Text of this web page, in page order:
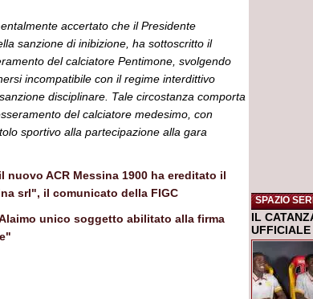
accertato che il Presidente
sanzione di inibizione, ha sottoscritto il
del calciatore Pentimone, svolgendo
incompatibile con il regime interdittivo
disciplinare. Tale circostanza comporta
del calciatore medesimo, con
sportivo alla partecipazione alla gara
nuovo ACR Messina 1900 ha ereditato il
srl", il comunicato della FIGC
unico soggetto abilitato alla firma
SPAZIO
IL